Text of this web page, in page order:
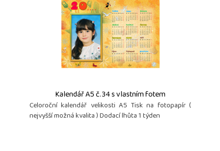
Kalendář A5 č.34 s vlastním fotem
Celoroční kalendář velikosti A5 Tisk na fotopapír (
nejvyšší možná kvalita ) Dodací lhůta 1 týden